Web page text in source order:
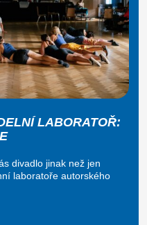
LABORATOŘ:
divadlo jinak než jen
laboratoře autorského